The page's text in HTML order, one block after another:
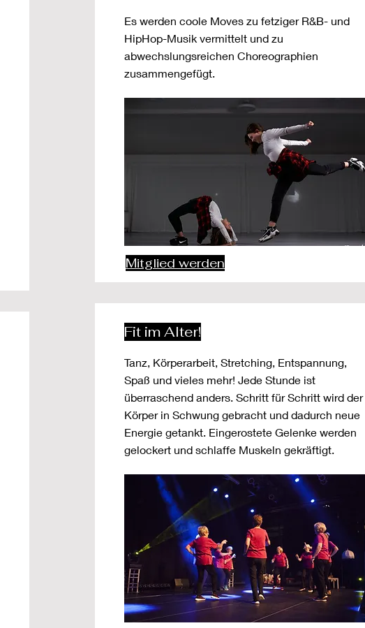
Es werden coole Moves zu fetziger R&B- und
HipHop-Musik vermittelt und zu
abwechslungsreichen Choreographien
zusammengefügt.
Mitglied werden
Fit im Alter!
Tanz, Körperarbeit, Stretching, Entspannung,
Spaß und vieles mehr! Jede Stunde ist
überraschend anders. Schritt für Schritt wird der
Körper in Schwung gebracht und dadurch neue
Energie getankt. Eingerostete Gelenke werden
gelockert und schlaffe Muskeln gekräftigt.